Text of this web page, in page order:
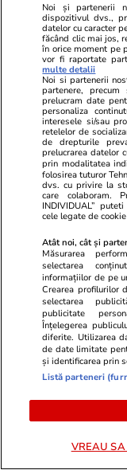
Vacanțe și Cultură
Parcul de
inspirat pe
noi atracții
Lifestyle
Cum se face
franceză – cum
care sunt
Noi și partenerii
dispozitivul dvs.,
datelor cu caracter
făcând clic mai jos,
în orice moment pe
vor fi raportate
multe detalii
Noi si partenerii
partenere,
prelucram date
personaliza
interesele si/sau
retelelor de
de drepturile
prelucrarea datelor
prin modalitatea
folosirea tuturor
dvs. cu privire la
care colaboram.
INDIVIDUAL”
cele legate de
Atât noi, cât și
Măsurarea
selectarea
informațiilor de pe
Crearea profilurilor
selectarea
publicitate
Înțelegerea
diferite. Utilizarea
de date limitate
și identificarea prin
Listă parteneri
VREAU